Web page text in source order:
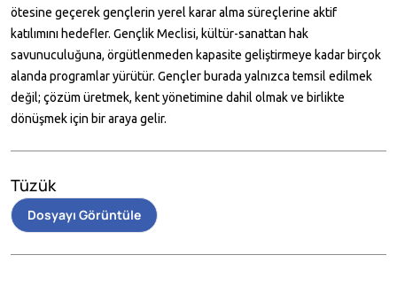
ötesine geçerek gençlerin yerel karar alma süreçlerine aktif
katılımını hedefler. Gençlik Meclisi, kültür-sanattan hak
savunuculuğuna, örgütlenmeden kapasite geliştirmeye kadar birçok
alanda programlar yürütür. Gençler burada yalnızca temsil edilmek
değil; çözüm üretmek, kent yönetimine dahil olmak ve birlikte
dönüşmek için bir araya gelir.
Tüzük
Dosyayı Görüntüle